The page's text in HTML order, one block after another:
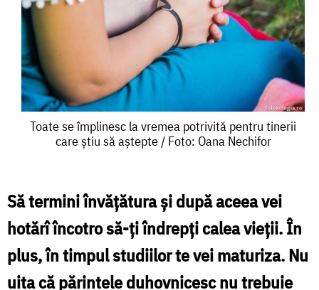
Toate
la
vremea
potrivită
pentru
Toate se împlinesc la vremea potrivită pentru tinerii
care știu să aștepte / Foto: Oana Nechifor
Să termini învățătura și după aceea vei
hotărî încotro să-ți îndrepți calea vieții. În
plus, în timpul studiilor te vei maturiza. Nu
uita că părintele duhovnicesc nu trebuie